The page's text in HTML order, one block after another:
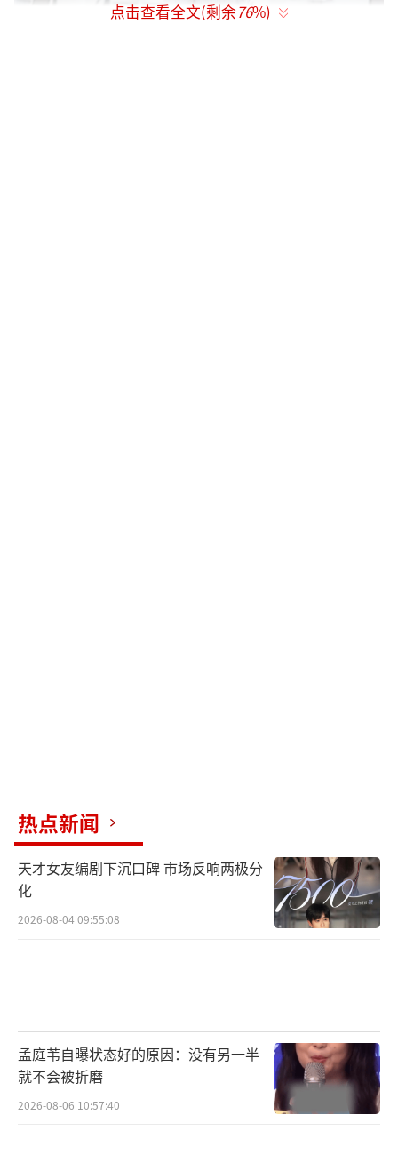
点击查看全文(剩余76%)
热点新闻
天才女友编剧下沉口碑 市场反响两极分
化
2026-08-04 09:55:08
孟庭苇自曝状态好的原因：没有另一半
就不会被折磨
2026-08-06 10:57:40